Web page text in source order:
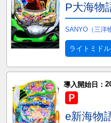
P大海物
SANYO（三洋
ライトミドル
導入開始日：
e新海物